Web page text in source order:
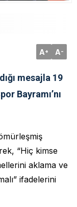
A+ A-
mesajla 19
Bayramı’nı
“Hiç kimse
aklama ve
ifadelerini